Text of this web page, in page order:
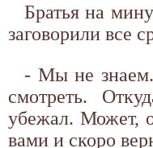
Братья на
заговорили все
- Мы не
смотреть.
убежал. Может,
вами и скоро